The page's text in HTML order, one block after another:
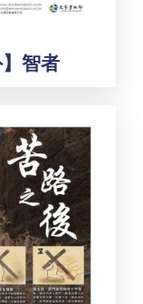
智者